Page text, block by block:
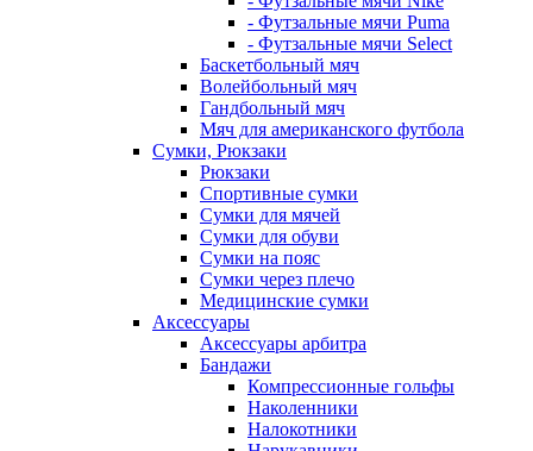
- Футзальные мячи Puma
- Футзальные мячи Select
Баскетбольный мяч
Волейбольный мяч
Гандбольный мяч
Мяч для американского футбола
Сумки, Рюкзаки
Рюкзаки
Спортивные сумки
Сумки для мячей
Сумки для обуви
Сумки на пояс
Сумки через плечо
Медицинские сумки
Аксессуары
Аксессуары арбитра
Бандажи
Компрессионные гольфы
Наколенники
Налокотники